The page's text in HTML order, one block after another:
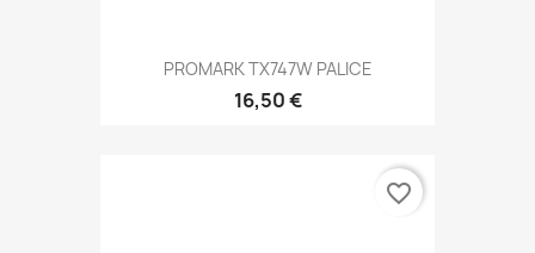
PROMARK TX747W PALICE
16,50 €
favorite_border